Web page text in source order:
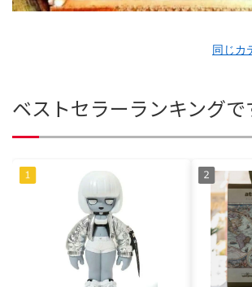
同じカ
ベストセラーランキングで